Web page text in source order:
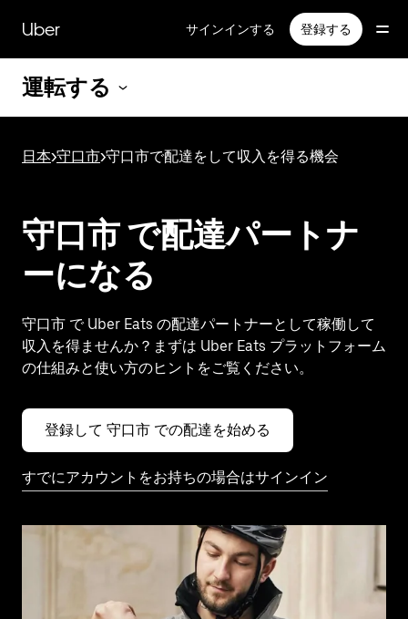
ン
Uber サインインする 登録する
運転する
日本>守口市>守口市で配達をして収入を得る機会
守口市 で配達パートナ
ーになる
守口市 で Uber Eats の配達パートナーとして稼働して
収入を得ませんか？まずは Uber Eats プラットフォーム
の仕組みと使い方のヒントをご覧ください。
登録して 守口市 での配達を始める
すでにアカウントをお持ちの場合はサインイン